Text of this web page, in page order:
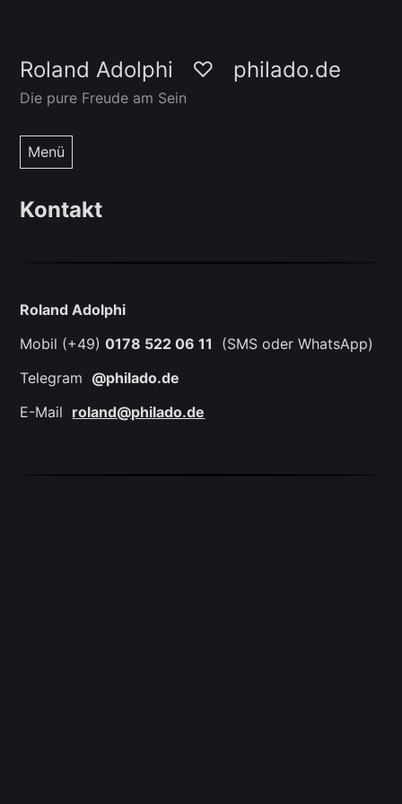
Zum
Inhalt
springen
Roland Adolphi ♡ philado.de
Die pure Freude am Sein
Menü
Kontakt
Roland Adolphi
Mobil (+49) 0178 522 06 11
(SMS oder WhatsApp)
Telegram @philado.de
E-Mail roland@philado.de